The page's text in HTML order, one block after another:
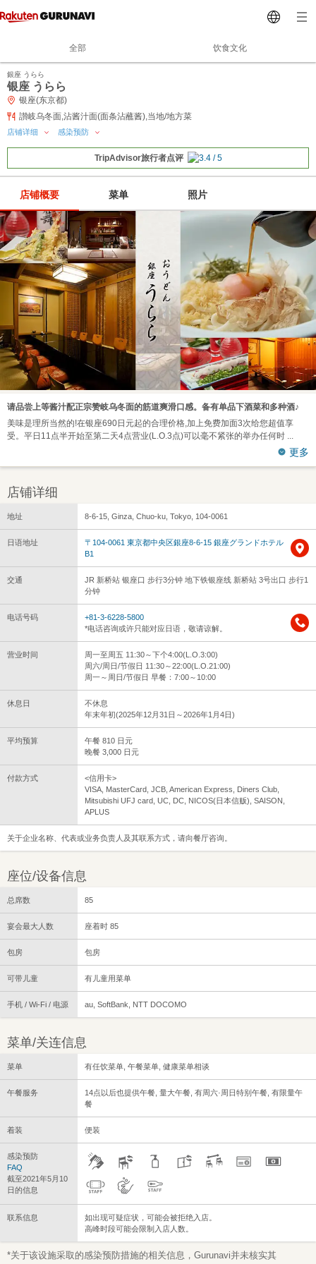
全部 饮食文化
銀座 うらら
银座 うらら
银座(东京都)
讃岐乌冬面,沾酱汁面(面条沾蘸酱),当地/地方菜
店铺详细 感染预防
TripAdvisor旅行者点评
店铺概要 菜单 照片
请品尝上等酱汁配正宗赞岐乌冬面的筋道爽滑口感。备有单品下酒菜和多种酒♪
美味是理所当然的!在银座690日元起的合理价格,加上免费加面3次给您超值享
受。平日11点半开始至第二天4点营业(L.O.3点)可以毫不紧张的举办任何时
更多
店铺详细
地址 8-6-15, Ginza, Chuo-ku, Tokyo, 104-0061
日语地址
〒104-0061 東京都中央区銀座8-6-15 銀座グランドホテル
B1
交通
JR 新桥站 银座口 步行3分钟 地下铁银座线 新桥站 3号出口 步行1
分钟
电话号码
+81-3-6228-5800
*电话咨询或许只能对应日语，敬请谅解。
营业时间
周一至周五 11:30～下个4:00(L.O.3:00)
周六/周日/节假日 11:30～22:00(L.O.21:00)
周一～周日/节假日 早餐：7:00～10:00
休息日
不休息
年末年初(2025年12月31日～2026年1月4日)
平均预算
午餐 810 日元
晚餐 3,000 日元
付款方式
<信用卡>
VISA, MasterCard, JCB, American Express, Diners Club,
Mitsubishi UFJ card, UC, DC, NICOS(日本信贩), SAISON,
APLUS
关于企业名称、代表或业务负责人及其联系方式，请向餐厅咨询。
座位/设备信息
总席数 85
宴会最大人数 座着时 85
包房 包房
可带儿童 有儿童用菜单
手机 / Wi-Fi / 电源 au, SoftBank, NTT DOCOMO
菜单/关连信息
菜单 有任饮菜单, 午餐菜单, 健康菜单相谈
午餐服务
14点以后也提供午餐, 量大午餐, 有周六·周日特别午餐, 有限量午
餐
着装 便装
感染预防
FAQ
截至2021年5月10
日的信息
联系信息
如出现可疑症状，可能会被拒绝入店。
高峰时段可能会限制入店人数。
*关于该设施采取的感染预防措施的相关信息，Gurunavi并未核实其